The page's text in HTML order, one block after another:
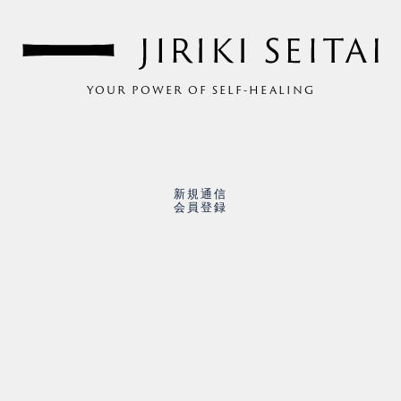
YOUR POWER OF SELF-HEALING
新規通信
会員登録